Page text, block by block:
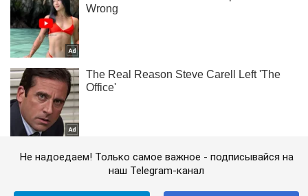
Не надоедаем! Только самое важное - подписывайся на
наш Telegram-канал